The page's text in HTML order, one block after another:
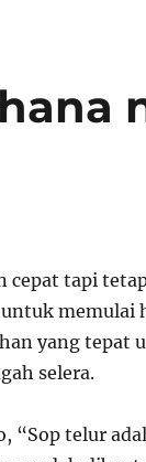
cepat tapi
memulai
yang tepat
selera.
“Sop telur